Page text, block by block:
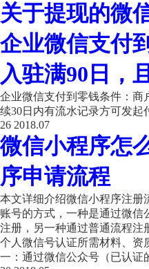
关于提现的微
企业微信支付
入驻满90日，
企业微信支付到零钱条件：商
续30日内有流水记录方可发起
26 2018.07
微信小程序怎
序申请流程
本文详细介绍微信小程序注册
账号的方式，一种是通过微信
注册，另一种通过普通流程注
个人微信号认证所需材料、资
一：通过微信公众号（已认证